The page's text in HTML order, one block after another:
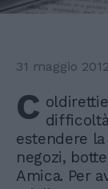
31 maggio 2012
C
estendere
negozi,
Amica. Per